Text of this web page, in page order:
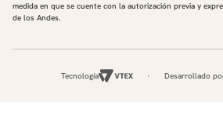
medida en que se cuente con la autorización previa y
de los Andes.
Tecnología Desarrollado